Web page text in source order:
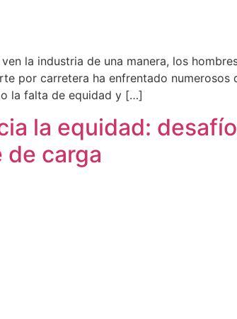
la industria de una manera, los
por carretera ha enfrentado
la falta de equidad y […]
la equidad:
carga